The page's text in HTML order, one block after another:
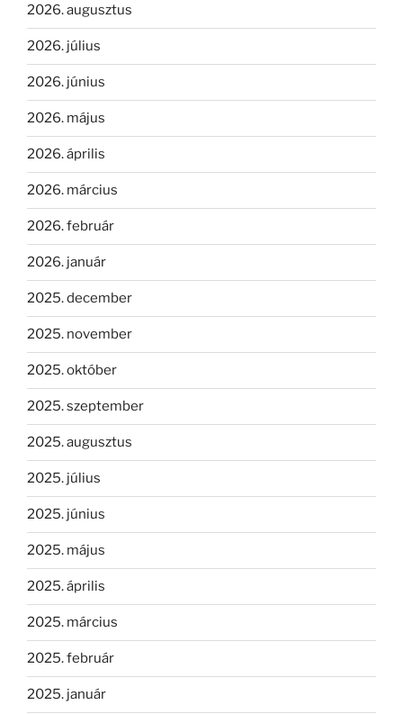
2026. augusztus
2026. július
2026. június
2026. május
2026. április
2026. március
2026. február
2026. január
2025. december
2025. november
2025. október
2025. szeptember
2025. augusztus
2025. július
2025. június
2025. május
2025. április
2025. március
2025. február
2025. január